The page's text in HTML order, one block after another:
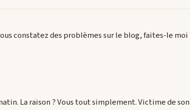
constatez des problèmes sur le blog, faites-le moi
La raison ? Vous tout simplement. Victime de son